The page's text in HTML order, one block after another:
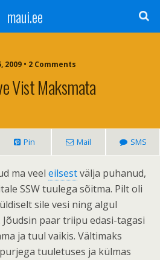
maui.ee
2009 • 2 Comments
Vist Maksmata
Pin Mail SMS
ma veel eilsestvälja puhanud,
SSW tuulega sõitma. Pilt oli
sile vesi ning algul
paar triipu edasi-tagasi
ja tuul vaikis. Vältimaks
tuuletuses ja külmas